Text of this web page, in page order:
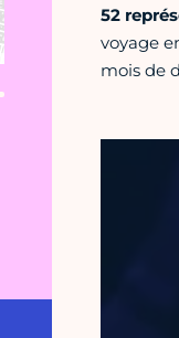
52
voyage
mois de